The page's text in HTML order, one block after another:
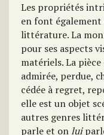
Les propriétés
en font
littérature. La
pour ses aspects
matériels. La
admirée, perdue,
cédée à regret,
elle est un objet
autres genres
parle et onlui